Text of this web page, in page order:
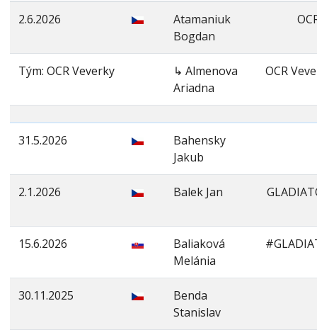
2.6.2026
Atamaniuk
Bogdan
Tým: OCR Veverky
↳ Almenova
Ariadna
OCR
31.5.2026
Bahensky
Jakub
2.1.2026 Balek Jan
15.6.2026
Baliaková
Melánia
30.11.2025
Benda
Stanislav